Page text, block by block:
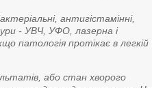
антигістамінні,
- УВЧ, УФО, лазерна і
патологія протікає в легкій
або стан хворого